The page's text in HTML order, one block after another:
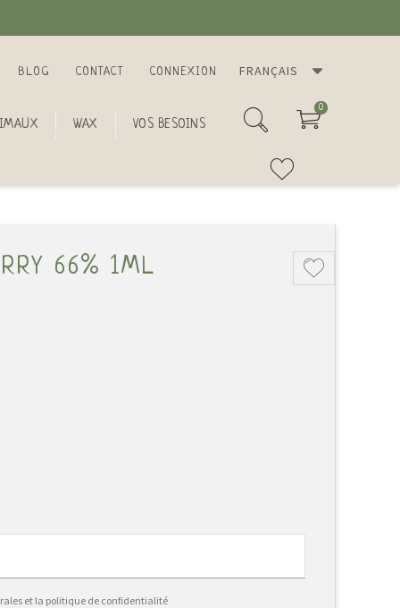
BLOG CONTACT CONNEXION FRANÇAIS
WAX VOS BESOINS
0
66% 1ML
et la politique de confidentialité